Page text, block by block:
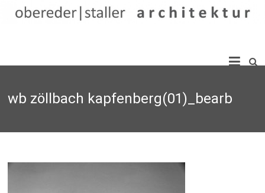
staller
architektur
wb zöllbach kapfenberg(01)_bearb